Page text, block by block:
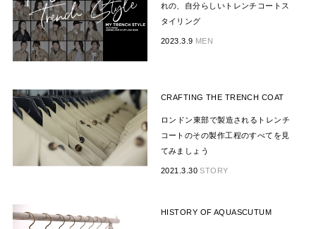
れの、自分らしいトレンチコートス
タイリング
2023.3.9 MEN
CRAFTING THE TRENCH COAT
ロンドン東部で製造されるトレンチ
コートのその製作工程のすべてを見
てみましょう
2021.3.30STORY
HISTORY OF AQUASCUTUM